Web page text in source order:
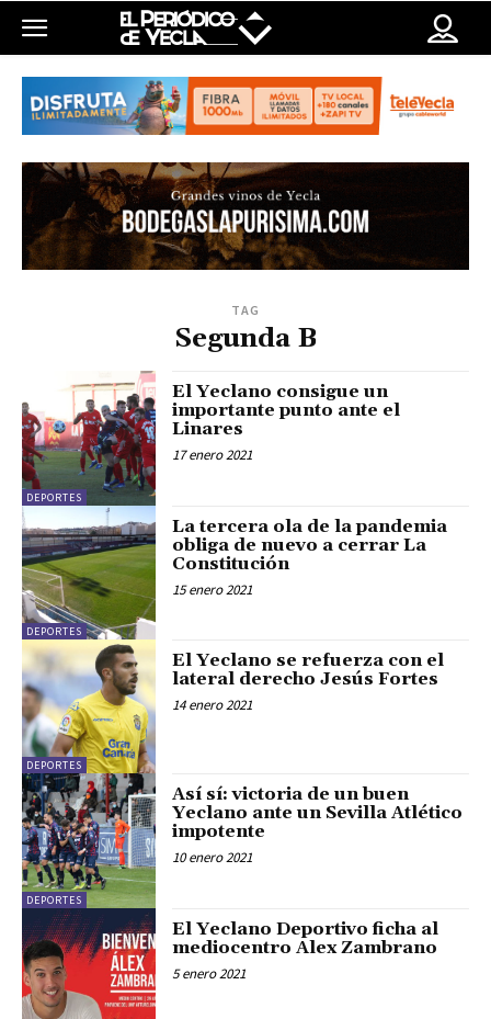
TAG
Segunda B
DEPORTES
El Yeclano consigue un
importante punto ante el
Linares
17 enero 2021
DEPORTES
La tercera ola de la pandemia
obliga de nuevo a cerrar La
Constitución
15 enero 2021
DEPORTES
El Yeclano se refuerza con el
lateral derecho Jesús Fortes
14 enero 2021
DEPORTES
Así sí: victoria de un buen
Yeclano ante un Sevilla Atlético
impotente
10 enero 2021
El Yeclano Deportivo ficha al
mediocentro Alex Zambrano
5 enero 2021